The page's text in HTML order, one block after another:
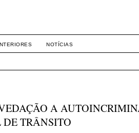
NOTÍCIAS
A
TRÂNSITO